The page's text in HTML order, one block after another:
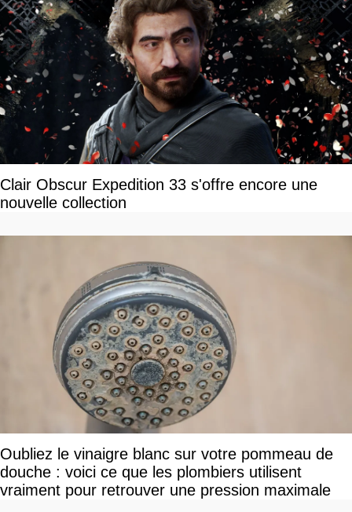
Clair Obscur Expedition 33 s'offre encore une
nouvelle collection
Oubliez le vinaigre blanc sur votre pommeau de
douche : voici ce que les plombiers utilisent
vraiment pour retrouver une pression maximale